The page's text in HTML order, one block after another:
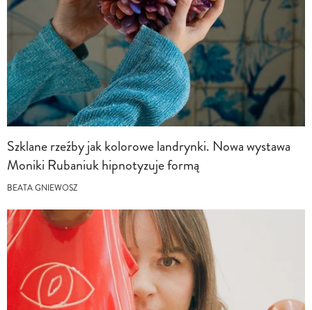
Szklane rzeźby jak kolorowe landrynki. Nowa wystawa
Moniki Rubaniuk hipnotyzuje formą
BEATA GNIEWOSZ